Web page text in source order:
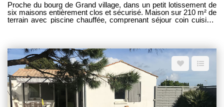
Proche du bourg de Grand village, dans un petit lotissement de
six maisons entièrement clos et sécurisé. Maison sur 210 m² de
terrain avec piscine chauffée, comprenant séjour coin cuisine,